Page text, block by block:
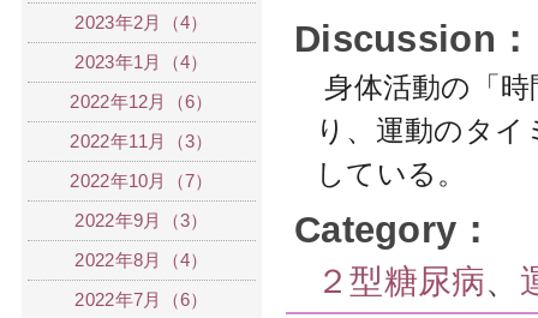
Discussion：
身体活動の「
り、 運動のタイ
している。
Category：
２型糖尿病、
2023年2月（4）
2023年1月（4）
2022年12月（6）
2022年11月（3）
2022年10月（7）
2022年9月（3）
2022年8月（4）
2022年7月（6）